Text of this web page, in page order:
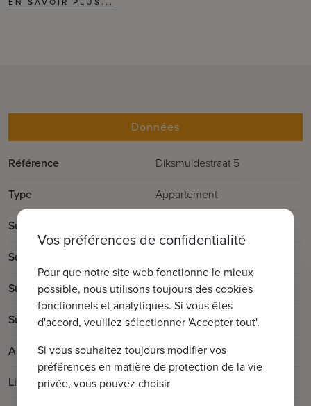
Données
Référence
Diksmuidestraat 5
Type
Appartement
Surface totale
Surface habitable
Surface de la terrasse 30m2
Surface du jardin 150m
Année de construction
2022
Libre à partir de:
En fonct. du propriétaire
Vos préférences de confidentialité
Pour que notre site web fonctionne le mieux
possible, nous utilisons toujours des cookies
fonctionnels et analytiques. Si vous êtes
d'accord, veuillez sélectionner 'Accepter tout'.
Si vous souhaitez toujours modifier vos
préférences en matière de protection de la vie
privée, vous pouvez choisir